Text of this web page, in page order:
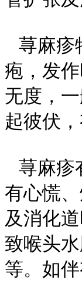
荨麻疹
疱，发
无度，
起彼伏
荨麻疹
有心慌
及消化
致喉头
等。如